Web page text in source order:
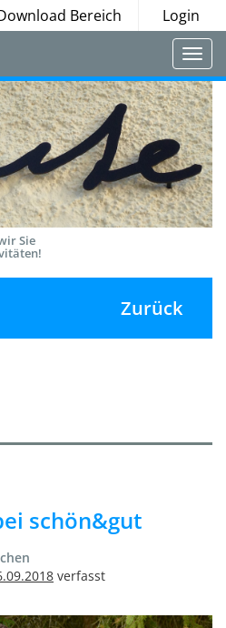
Bereich Login
Sie
Zurück
schön&gut
verfasst